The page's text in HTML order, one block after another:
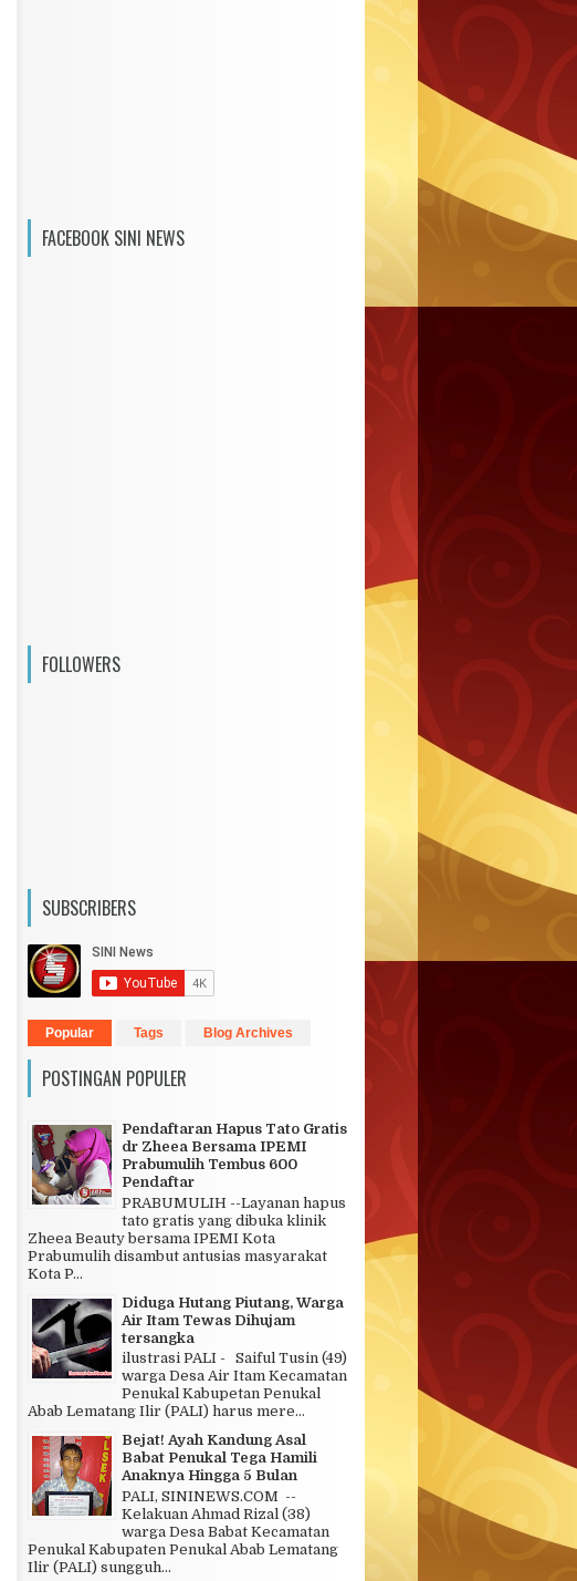
FACEBOOK SINI NEWS
FOLLOWERS
SUBSCRIBERS
Popular Tags Blog Archives
POSTINGAN POPULER
Pendaftaran Hapus Tato Gratis
dr Zheea Bersama IPEMI
Prabumulih Tembus 600
Pendaftar
PRABUMULIH --Layanan hapus
tato gratis yang dibuka klinik
Zheea Beauty bersama IPEMI Kota
Prabumulih disambut antusias masyarakat
Kota P...
Diduga Hutang Piutang, Warga
Air Itam Tewas Dihujam
tersangka
ilustrasi PALI - Saiful Tusin (49)
warga Desa Air Itam Kecamatan
Penukal Kabupetan Penukal
Abab Lematang Ilir (PALI) harus mere...
Bejat! Ayah Kandung Asal
Babat Penukal Tega Hamili
Anaknya Hingga 5 Bulan
PALI, SININEWS.COM --
Kelakuan Ahmad Rizal (38)
warga Desa Babat Kecamatan
Penukal Kabupaten Penukal Abab Lematang
Ilir (PALI) sungguh...